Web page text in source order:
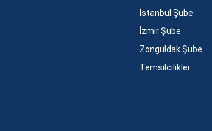
İstanbul Şube
İzmir Şube
Zonguldak Şube
Temsilcilikler